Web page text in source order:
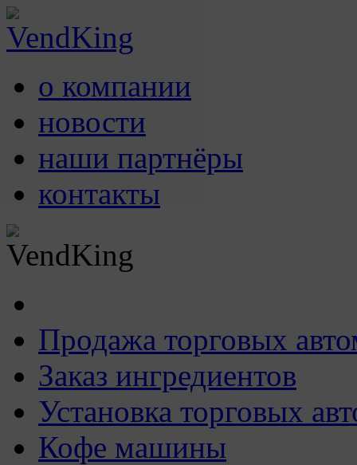
о компании
новости
наши партнёры
контакты
Продажа торговых
Заказ ингредиентов
Установка торговых
Кофе машины